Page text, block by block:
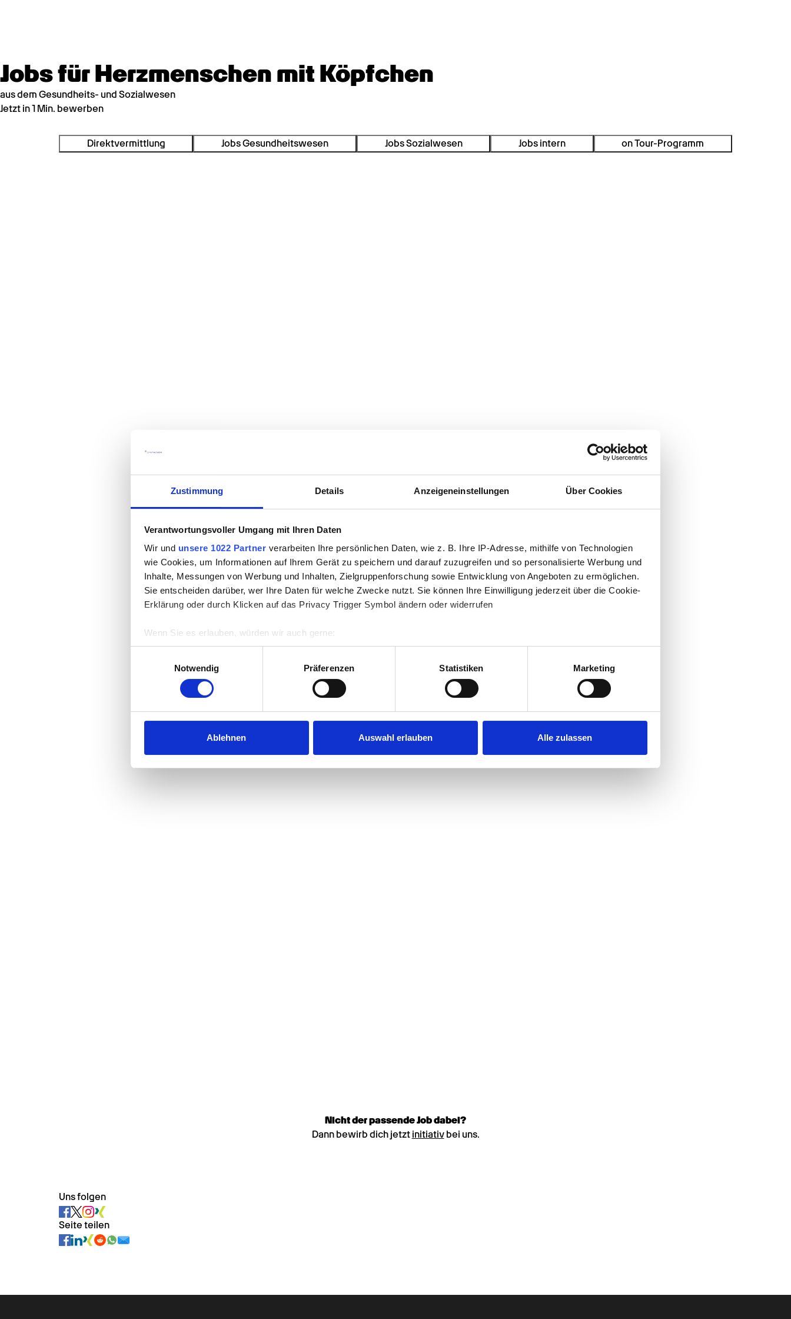
Zustimmung Details Anzeigeneinstellungen Über Cookies
Verantwortungsvoller Umgang mit Ihren Daten
Wir und unsere 1022 Partner verarbeiten Ihre persönlichen Daten, wie z. B. Ihre IP-Adresse, mithilfe von Technologien
wie Cookies, um Informationen auf Ihrem Gerät zu speichern und darauf zuzugreifen und so personalisierte Werbung und
Inhalte, Messungen von Werbung und Inhalten, Zielgruppenforschung sowie Entwicklung von Angeboten zu ermöglichen.
Sie entscheiden darüber, wer Ihre Daten für welche Zwecke nutzt. Sie können Ihre Einwilligung jederzeit über die Cookie-
Erklärung oder durch Klicken auf das Privacy Trigger Symbol ändern oder widerrufen
Wenn Sie es erlauben, würden wir auch gerne:
Informationen über Ihre geografische Lage erfassen, welche bis auf einige Meter genau sein können
Ihr Gerät durch aktives Scannen nach bestimmten Merkmalen (Fingerprinting) identifizieren
Erfahren Sie mehr darüber, wie Ihre persönlichen Daten verarbeitet werden, und legen Sie Ihre Präferenzen imAbschnitt
Einzelheitenfest.
Wir verwenden Cookies, um Inhalte und Anzeigen zu personalisieren, Funktionen für soziale Medien anbieten zu können
und die Zugriffe auf unsere Website zu analysieren. Außerdem geben wir Informationen zu Ihrer Verwendung unserer
Notwendig
Präferenzen Statistiken Marketing
Ablehnen Auswahl erlauben Alle zulassen
Jobs für Herzmenschen mit Köpfchen
aus dem Gesundheits- und Sozialwesen
Jetzt in 1 Min. bewerben
Direktvermittlung Jobs Gesundheitswesen Jobs Sozialwesen Jobs intern on Tour-Programm
Nicht der passende Job dabei?
Dann bewirb dich jetzt initiativbei uns.
Uns folgen
Seite teilen